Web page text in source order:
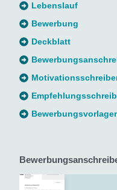
Lebenslauf
Bewerbung
Deckblatt